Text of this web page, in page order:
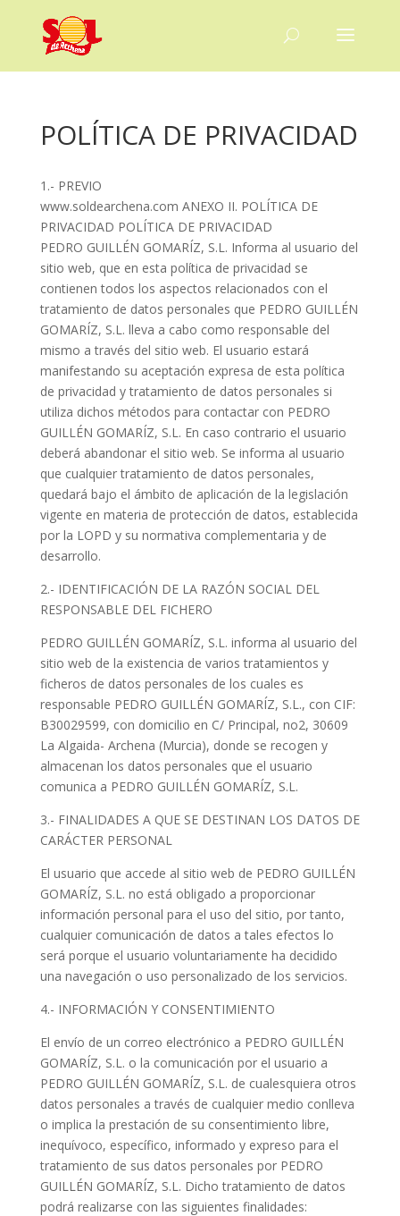
POLÍTICA DE PRIVACIDAD
1.- PREVIO
www.soldearchena.com ANEXO II. POLÍTICA DE
PRIVACIDAD POLÍTICA DE PRIVACIDAD
PEDRO GUILLÉN GOMARÍZ, S.L. Informa al usuario del
sitio web, que en esta política de privacidad se
contienen todos los aspectos relacionados con el
tratamiento de datos personales que PEDRO GUILLÉN
GOMARÍZ, S.L. lleva a cabo como responsable del
mismo a través del sitio web. El usuario estará
manifestando su aceptación expresa de esta política
de privacidad y tratamiento de datos personales si
utiliza dichos métodos para contactar con PEDRO
GUILLÉN GOMARÍZ, S.L. En caso contrario el usuario
deberá abandonar el sitio web. Se informa al usuario
que cualquier tratamiento de datos personales,
quedará bajo el ámbito de aplicación de la legislación
vigente en materia de protección de datos, establecida
por la LOPD y su normativa complementaria y de
desarrollo.
2.- IDENTIFICACIÓN DE LA RAZÓN SOCIAL DEL
RESPONSABLE DEL FICHERO
PEDRO GUILLÉN GOMARÍZ, S.L. informa al usuario del
sitio web de la existencia de varios tratamientos y
ficheros de datos personales de los cuales es
responsable PEDRO GUILLÉN GOMARÍZ, S.L., con CIF:
B30029599, con domicilio en C/ Principal, no2, 30609
La Algaida- Archena (Murcia), donde se recogen y
almacenan los datos personales que el usuario
comunica a PEDRO GUILLÉN GOMARÍZ, S.L.
3.- FINALIDADES A QUE SE DESTINAN LOS DATOS DE
CARÁCTER PERSONAL
El usuario que accede al sitio web de PEDRO GUILLÉN
GOMARÍZ, S.L. no está obligado a proporcionar
información personal para el uso del sitio, por tanto,
cualquier comunicación de datos a tales efectos lo
será porque el usuario voluntariamente ha decidido
una navegación o uso personalizado de los servicios.
4.- INFORMACIÓN Y CONSENTIMIENTO
El envío de un correo electrónico a PEDRO GUILLÉN
GOMARÍZ, S.L. o la comunicación por el usuario a
PEDRO GUILLÉN GOMARÍZ, S.L. de cualesquiera otros
datos personales a través de cualquier medio conlleva
o implica la prestación de su consentimiento libre,
inequívoco, específico, informado y expreso para el
tratamiento de sus datos personales por PEDRO
GUILLÉN GOMARÍZ, S.L. Dicho tratamiento de datos
podrá realizarse con las siguientes finalidades: